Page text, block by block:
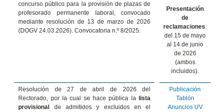
concurso público para la provisión de plazas de
profesorado permanente laboral, convocado
mediante resolución de 13de marzo de 2026
(DOGV 24.03.2026). Convocatoria n.º 8/2025.
Presentación
de
reclamaciones:
del 15 de mayo
al 14 de junio
de 2026
(ambos
incluidos).
Resolución de 27 de abril de 2026 del
Rectorado, por la cual se hace pública la lista
provisional
de admitidos y excluidos en el
Publicación
Tablón
Anuncios UV